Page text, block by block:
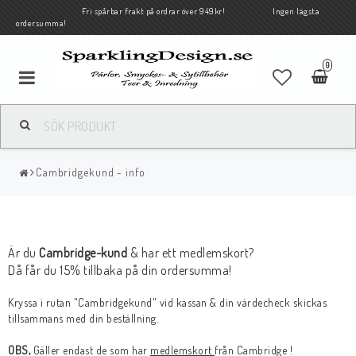
Fri spårbar frakt på ordrar över 949kr! Ingen lägsta
ordersumma!
0
Cambridgekund - info
Är du Cambridge-kund & har ett medlemskort?
Då får du 15% tillbaka på din ordersumma!
Kryssa i rutan "Cambridgekund" vid kassan & din värdecheck skickas
tillsammans med din beställning.
OBS,Gäller endast de som har medlemskort från Cambridge !